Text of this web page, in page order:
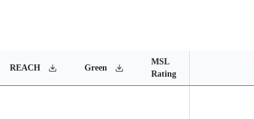
REACH Green
MSL
Rating